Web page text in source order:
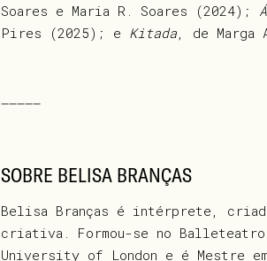
Soares e Maria R. Soares (2024);
Pires (2025); e Kitada, de
—————
SOBRE BELISA BRANÇAS
Belisa Branças é intérprete,
criativa. Formou-se no
University of London e é Mestre